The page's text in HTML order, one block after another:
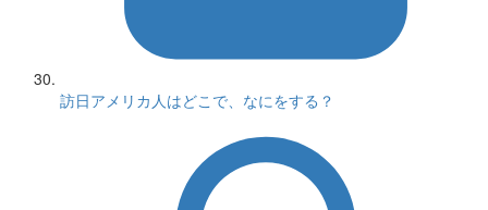
訪日アメリカ人はどこで、なにをする？